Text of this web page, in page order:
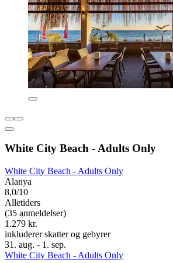
White City Beach - Adults Only
White City Beach - Adults Only
Alanya
8,0/10
Alletiders
(35 anmeldelser)
1.279 kr.
inkluderer skatter og gebyrer
31. aug. - 1. sep.
White City Beach - Adults Only